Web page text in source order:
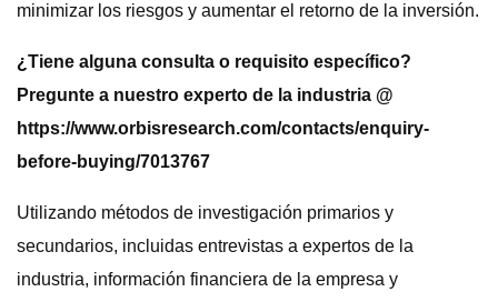
minimizar los riesgos y aumentar el retorno de la inversión.
¿Tiene alguna consulta o requisito específico?
Pregunte a nuestro experto de la industria @
https://www.orbisresearch.com/contacts/enquiry-
before-buying/7013767
Utilizando métodos de investigación primarios y
secundarios, incluidas entrevistas a expertos de la
industria, información financiera de la empresa y